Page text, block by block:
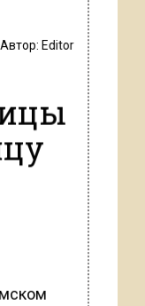
Автор:Editor